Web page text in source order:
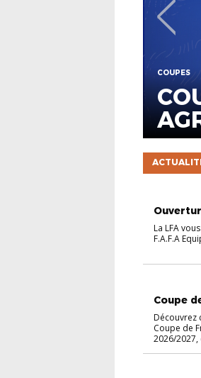
La LFA
F.A.F.A
Coupe
Découvrez
Coupe de
2026/2027,